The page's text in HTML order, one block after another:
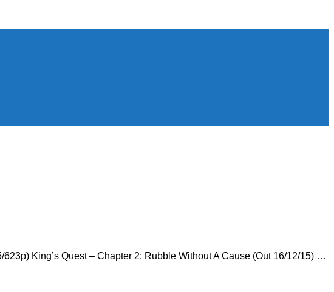
игр, видеоролики, новости игровой индустрии.
King’s Quest – Chapter 2: Rubble Without A Cause (Out 16/12/15) …